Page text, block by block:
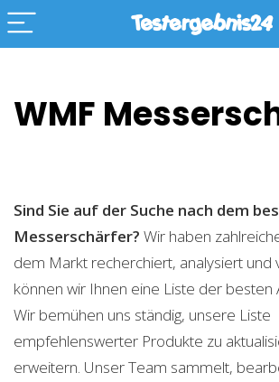
WMF
Sind Sie auf der Suche nach dem
Messerschärfer? Wir haben
dem Markt recherchiert, analysiert und
können wir Ihnen eine Liste der besten
Wir bemühen uns ständig, unsere Liste
empfehlenswerter Produkte zu
erweitern. Unser Team sammelt,